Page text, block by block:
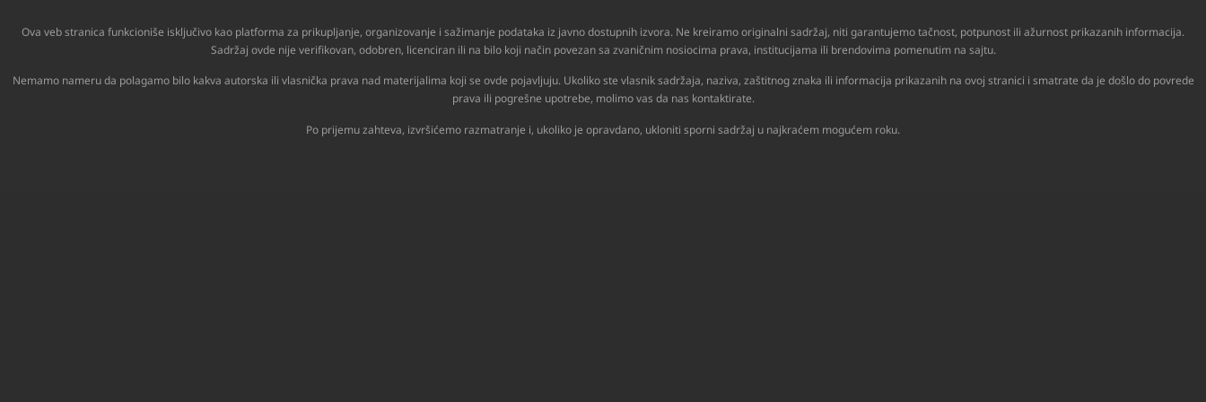
Ova veb stranica funkcioniše isključivo kao platforma za prikupljanje, organizovanje i sažimanje podataka iz javno dostupnih izvora. Ne kreiramo originalni sadržaj, niti garantujemo tačnost, potpunost ili ažurnost prikazanih informacija.
Sadržaj ovde nije verifikovan, odobren, licenciran ili na bilo koji način povezan sa zvaničnim nosiocima prava, institucijama ili brendovima pomenutim na sajtu.
Nemamo nameru da polagamo bilo kakva autorska ili vlasnička prava nad materijalima koji se ovde pojavljuju. Ukoliko ste vlasnik sadržaja, naziva, zaštitnog znaka ili informacija prikazanih na ovoj stranici i smatrate da je došlo do povrede
prava ili pogrešne upotrebe, molimo vas da nas kontaktirate.
Po prijemu zahteva, izvršićemo razmatranje i, ukoliko je opravdano, ukloniti sporni sadržaj u najkraćem mogućem roku.